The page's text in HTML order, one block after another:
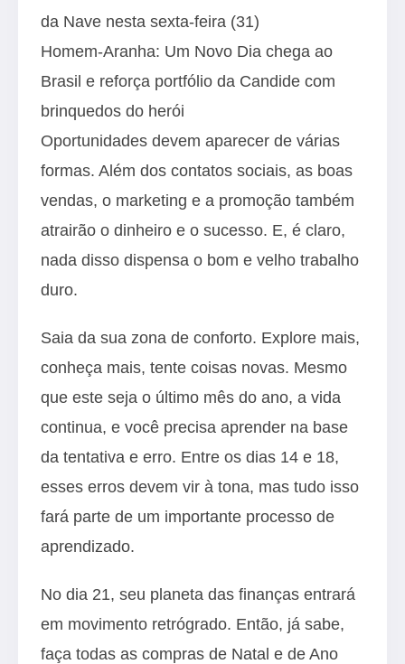
da Nave nesta sexta-feira (31)
Homem-Aranha: Um Novo Dia chega ao
Brasil e reforça portfólio da Candide com
brinquedos do herói
Oportunidades devem aparecer de várias
formas. Além dos contatos sociais, as boas
vendas, o marketing e a promoção também
atrairão o dinheiro e o sucesso. E, é claro,
nada disso dispensa o bom e velho trabalho
duro.
Saia da sua zona de conforto. Explore mais,
conheça mais, tente coisas novas. Mesmo
que este seja o último mês do ano, a vida
continua, e você precisa aprender na base
da tentativa e erro. Entre os dias 14 e 18,
esses erros devem vir à tona, mas tudo isso
fará parte de um importante processo de
aprendizado.
No dia 21, seu planeta das finanças entrará
em movimento retrógrado. Então, já sabe,
faça todas as compras de Natal e de Ano